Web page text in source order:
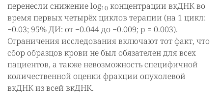
перенесли снижение log10 концентрации вкДНК во
время первых четырёх циклов терапии (на 1 цикл:
−0.03; 95% ДИ: от −0.044 до −0.009; p = 0.003).
Ограничения исследования включают тот факт, что
сбор образцов крови не был обязателен для всех
пациентов, а также невозможность специфичной
количественной оценки фракции опухолевой
вкДНК из всей вкДНК.